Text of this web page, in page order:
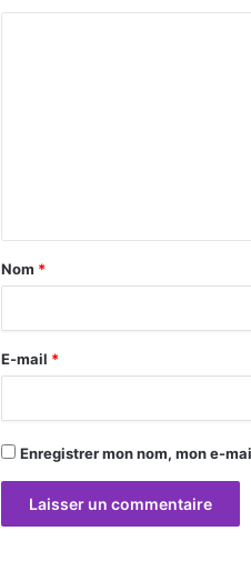
a
r
e
Nom *
E-mail *
Enregistrer mon nom, mon e-